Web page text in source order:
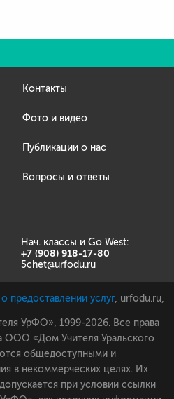
Контакты
Фото и видео
Публикации о нас
Вопросы и ответы
Нач. классы и Go West:
+7 (908) 918-17-80
5chet@urfodu.ru
предоставлении услуг, urfodu.ru,
УрФО», 1999-2026. Все права
ООО «Дом Учителя Уральского
общедоступными и
в некоммерческих целях. Их
при условии ссылки